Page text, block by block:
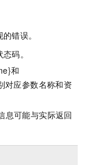
错误。
态码。
和
对应参数名称和资
息可能与实际返回